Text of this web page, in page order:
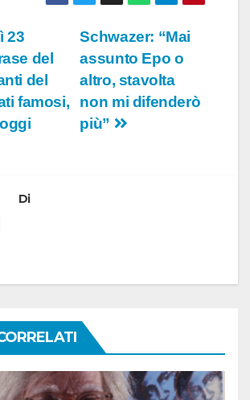
Schwazer: “Mai
assunto Epo o
altro, stavolta
non mi difenderò
più”
23
del
del
famosi,
Di